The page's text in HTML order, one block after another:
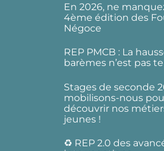
En 2026, ne
4ème édition des
Négoce
REP PMCB : La
barèmes n’est pas
Stages de seconde
mobilisons-nous
découvrir nos
jeunes !
♻️ REP 2.0 des